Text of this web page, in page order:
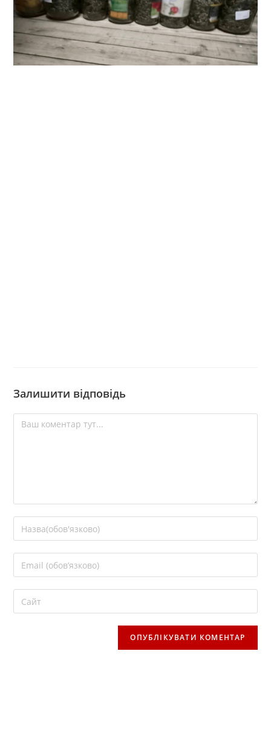
Залишити відповідь